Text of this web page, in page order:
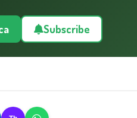
Subscribe